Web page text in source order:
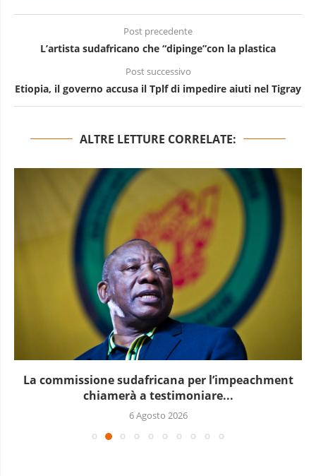
Post precedente
L’artista sudafricano che “dipinge”con la plastica
Post successivo
Etiopia, il governo accusa il Tplf di impedire aiuti nel Tigray
ALTRE LETTURE CORRELATE:
La commissione sudafricana per l’impeachment
chiamerà a testimoniare...
6 Agosto 2026